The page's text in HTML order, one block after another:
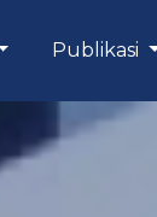
Publikasi